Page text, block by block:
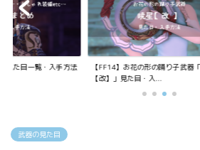
見た目一覧・入手方法
【FF14】お花の形の踊り子武器
【改】」見た目・入...
武器の見た目